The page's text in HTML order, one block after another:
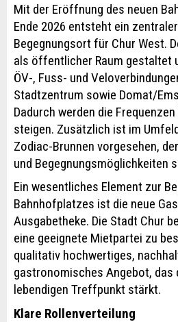
Mit der Eröffnung des neuen
Ende 2026 entsteht ein
Begegnungsort für Chur West.
als öffentlicher Raum gestaltet
ÖV-, Fuss- und
Stadtzentrum sowie Domat/
Dadurch werden die
steigen. Zusätzlich ist im
Zodiac-Brunnen vorgesehen,
und Begegnungsmöglichkeiten
Ein wesentliches Element zur
Bahnhofplatzes ist die neue
Ausgabetheke. Die Stadt Chur
eine geeignete Mietpartei zu
qualitativ hochwertiges,
gastronomisches Angebot, das
lebendigen Treffpunkt stärkt.
Klare Rollenverteilung